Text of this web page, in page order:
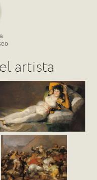
artista